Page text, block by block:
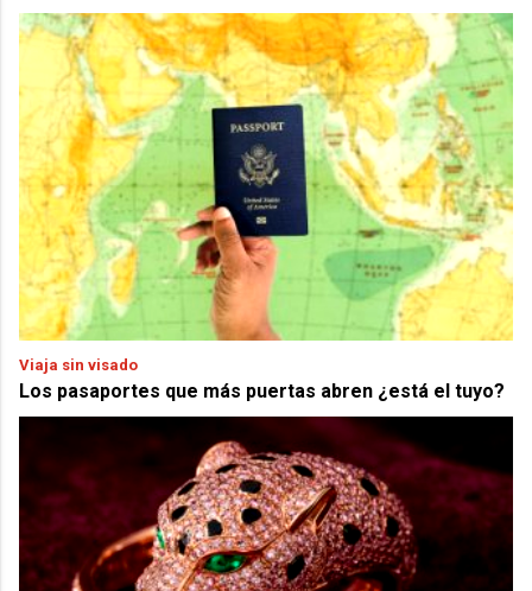
Viaja sin visado
Los pasaportes que más puertas abren ¿está el tuyo?